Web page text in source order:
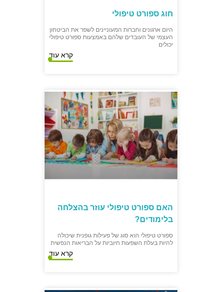
חוג ספורט טיפולי
היום ארגונים וחברות המעוניינים לשפר את הביטחון
העצמי של העובדים שלהם באמצעות ספורט טיפולי
יכולים
קרא עוד
האם ספורט טיפולי עוזר בהצלחה
בלימודים?
ספורט טיפולי הוא סוג של פעילות גופנית שיכולה
להיות בעלת השפעות חיוביות על הבריאות הנפשית
קרא עוד